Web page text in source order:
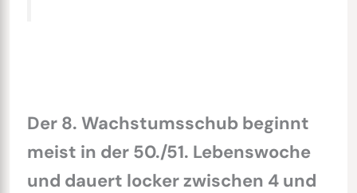
Der 8. Wachstumsschub beginnt
meist in der 50./51. Lebenswoche
und dauert locker zwischen 4 und